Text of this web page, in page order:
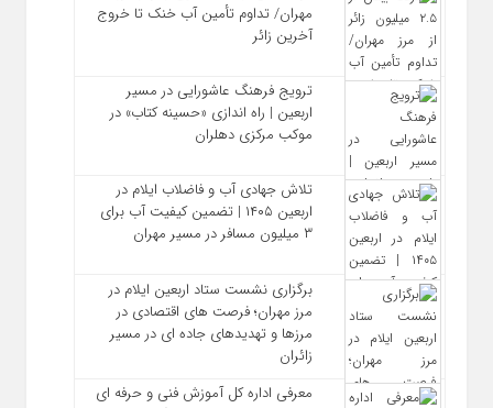
مهران/ تداوم تأمین آب خنک تا خروج
آخرین زائر
ترویج فرهنگ عاشورایی در مسیر
اربعین | راه‌ اندازی «حسینه کتاب» در
موکب مرکزی دهلران
تلاش جهادی آب و فاضلاب ایلام در
اربعین ۱۴۰۵ | تضمین کیفیت آب برای
۳ میلیون مسافر در مسیر مهران
برگزاری نشست ستاد اربعین ایلام در
مرز مهران؛ فرصت‌ های اقتصادی در
مرزها و تهدیدهای جاده‌ ای در مسیر
زائران
معرفی اداره کل آموزش فنی و حرفه‌ ای